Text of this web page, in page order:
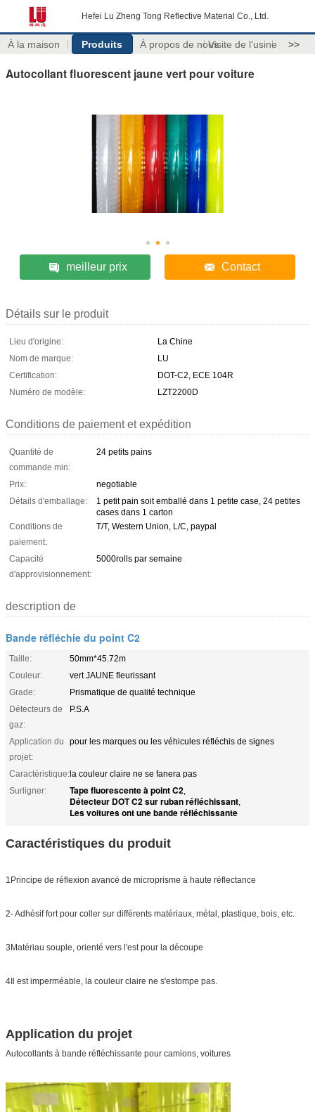
Hefei Lu Zheng Tong Reflective Material Co., Ltd.
À la maison Produits À propos de nousVisite de l'usine >>
Autocollant fluorescent jaune vert pour voiture
meilleur prix Contact
Détails sur le produit
Lieu d'origine:
La Chine
Nom de marque:
LU
Certification:
DOT-C2, ECE 104R
Numéro de modèle:
LZT2200D
Conditions de paiement et expédition
Quantité de
commande min:
24 petits pains
Prix:
negotiable
Détails d'emballage:
1 petit pain soit emballé dans 1 petite case, 24 petites
cases dans 1 carton
Conditions de
paiement:
T/T, Western Union, L/C, paypal
Capacité
d'approvisionnement:
5000rolls par semaine
description de
Bande réfléchie du point C2
Taille:
50mm*45.72m
Couleur:
vert JAUNE fleurissant
Grade:
Prismatique de qualité technique
Détecteurs de
gaz:
P.S.A
Application du
projet:
pour les marques ou les véhicules réfléchis de signes
Caractéristique:la couleur claire ne se fanera pas
Surligner:
Tape fluorescente à point C2,
Détecteur DOT C2 sur ruban réfléchissant,
Les voitures ont une bande réfléchissante
Caractéristiques du produit
1Principe de réflexion avancé de microprisme à haute réflectance
2- Adhésif fort pour coller sur différents matériaux, métal, plastique, bois, etc.
3Matériau souple, orienté vers l'est pour la découpe
4Il est imperméable, la couleur claire ne s'estompe pas.
Application du projet
Autocollants à bande réfléchissante pour camions, voitures